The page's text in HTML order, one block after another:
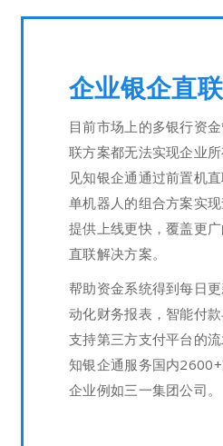
企业银企直
目前市场上的多银行资
联方案都无法实现企业所
见知银企通通过前置机
单机器人的组合方案实
提供上线更快，覆盖更
直联解决方案。
帮助资金系统得到每日
动化财务报表，智能付
支持第三方支付平台的
知银企通服务国内
企业例如三一集团公司。